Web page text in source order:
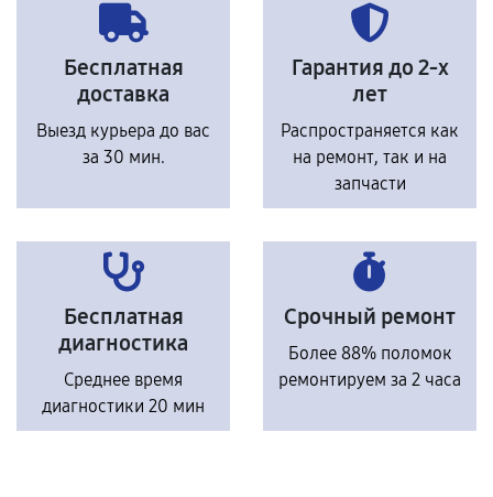
Бесплатная
доставка
Выезд курьера до вас
за 30 мин.
Гарантия до 2-х
лет
Распространяется как
на ремонт, так и на
запчасти
Бесплатная
диагностика
Среднее время
диагностики 20 мин
Срочный ремонт
Более 88% поломок
ремонтируем за 2 часа